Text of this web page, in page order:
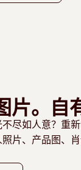
片。自
尽如人意？重
片、产品图、